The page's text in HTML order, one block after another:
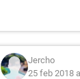
Jercho
25 feb 2018